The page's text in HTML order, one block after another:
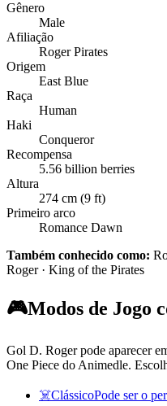
Gênero
Male
Afiliação
Roger Pirates
Origem
East Blue
Raça
Human
Haki
Conqueror
Recompensa
5.56 billion berries
Altura
274 cm (9 ft)
Primeiro arco
Romance Dawn
Também conhecido como:
Roger · King of the Pirates
🎮Modos de Jogo
Gol D. Roger pode aparecer
One Piece do Animedle.
☠️ClássicoPode ser o